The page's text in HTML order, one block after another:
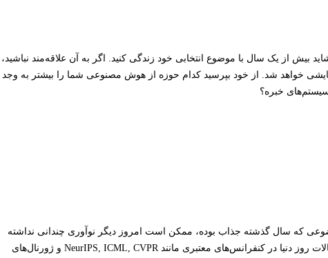
از یک سال با موضوع انتخابی خود زندگی کنید. اگر به آن علاقه‌مند نباشید،
خواهد شد. از خود بپرسید کدام حوزه از هوش مصنوعی شما را بیشتر به وجد
سیستم‌های خبره؟
که سال گذشته جذاب بوده، ممکن است امروز دیگر نوآوری چندانی نداشته
، باید مقالات روز دنیا در کنفرانس‌های معتبری مانند NeurIPS, ICML, CVPR و ژورنال‌های